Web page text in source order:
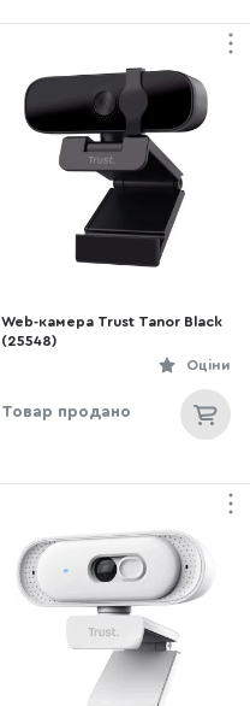
Web-камера Trust Tanor Black
(25548)
Оціни
Товар продано